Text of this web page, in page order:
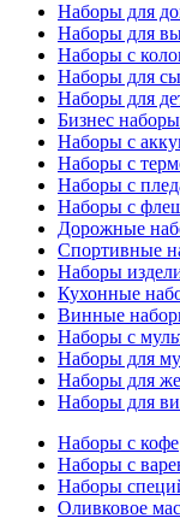
Наборы для
Наборы для
Наборы с
Наборы для
Наборы для
Бизнес наборы
Наборы с
Наборы с
Наборы с
Наборы с
Дорожные
Спортивные
Наборы
Кухонные
Винные
Наборы с
Наборы для
Наборы для
Наборы для
Наборы с кофе
Наборы с
Наборы
Оливковое